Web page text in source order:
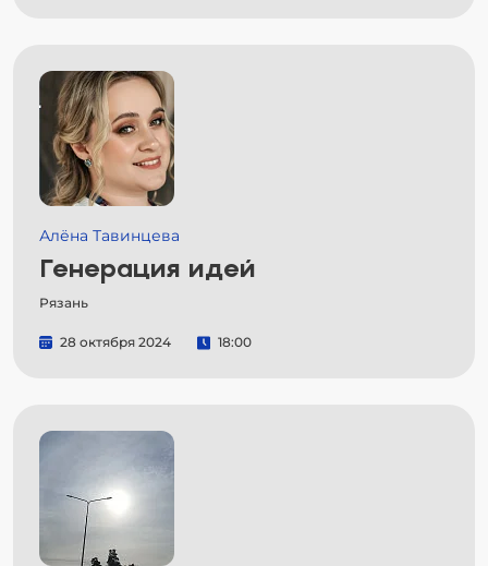
Алёна Тавинцева
Генерация идей
Рязань
28 октября 2024 18:00